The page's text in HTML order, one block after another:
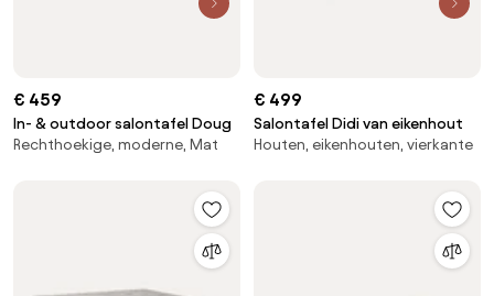
€ 459
In- & outdoor salontafel Doug
Rechthoekige, moderne, Mat
€ 499
Salontafel Didi van eikenhout
Houten, eikenhouten, vierkante